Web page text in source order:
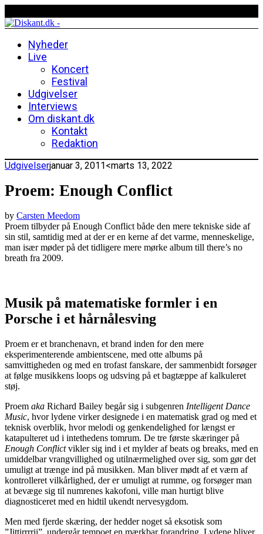
Nyheder
Live
Koncert
Festival
Udgivelser
Interviews
Om diskant.dk
Kontakt
Redaktion
Udgivelserjanuar 3, 2011<marts 13, 2022
Proem: Enough Conflict
by Carsten Meedom
Proem tilbyder på Enough Conflict både den mere tekniske side af
sin stil, samtidig med at der er en kerne af det varme, menneskelige,
man især møder på det tidligere mere mørke album till there’s no
breath fra 2009.
Musik på matematiske formler i en
Porsche i et hårnålesving
Proem er et branchenavn, et brand inden for den mere
eksperimenterende ambientscene, med otte albums på
samvittigheden og med en trofast fanskare, der sammenbidt forsøger
at følge musikkens loops og udsving på et bagtæppe af kalkuleret
støj.
Proem aka Richard Bailey begår sig i subgenren Intelligent Dance
Music, hvor lydene virker designede i en matematisk grad og med et
teknisk overblik, hvor melodi og genkendelighed for længst er
katapulteret ud i intethedens tomrum. De tre første skæringer på
Enough Conflictvikler sig ind i et mylder af beats og breaks, med en
umiddelbar vrangvillighed og utilnærmelighed over sig, som gør det
umuligt at trænge ind på musikken. Man bliver mødt af et værn af
kontrolleret vilkårlighed, der er umuligt at rumme, og forsøger man
at bevæge sig til numrenes kakofoni, ville man hurtigt blive
diagnosticeret med en hidtil ukendt nervesygdom.
Men med fjerde skæring, der hedder noget så eksotisk som